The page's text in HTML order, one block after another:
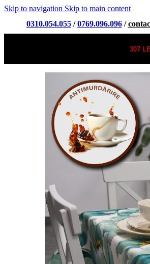
Skip to navigation Skip to main content
0310.054.055/0769.096.096/
307